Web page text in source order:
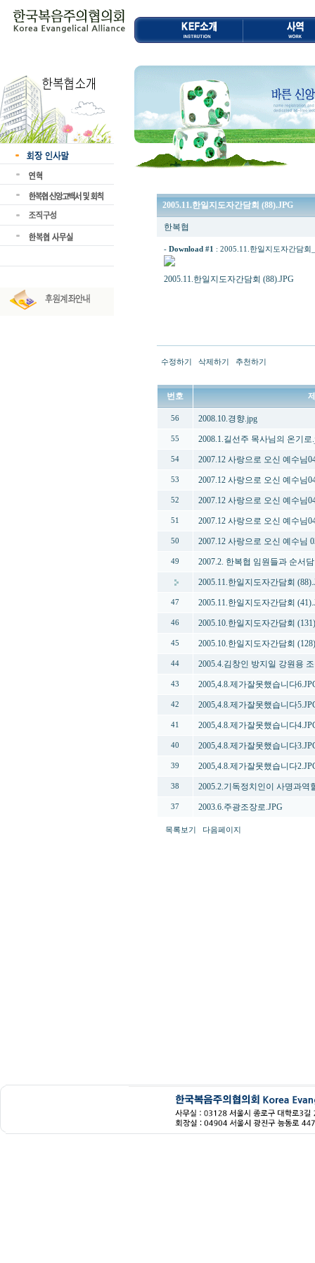
2005.11.한일지도자간담회 (88).JPG
한복협
- Download #1 : 2005.11.한일지도자간담회
2005.11.한일지도자간담회 (88).JPG
수정하기 삭제하기 추천하기
번호
56 2008.10.경향.jpg
55 2008.1.길선주 목사님의 온기로
54 2007.12 사랑으로 오신 예수님
53 2007.12 사랑으로 오신 예수님
52 2007.12 사랑으로 오신 예수님
51 2007.12 사랑으로 오신 예수님
50 2007.12 사랑으로 오신 예수님
49 2007.2. 한복협 임원들과 순서
2005.11.한일지도자간담회
47 2005.11.한일지도자간담회
46 2005.10.한일지도자간담회
45 2005.10.한일지도자간담회
44 2005.4.김창인 방지일 강원용
43 2005,4.8.제가잘못했습니다
42 2005,4.8.제가잘못했습니다
41 2005,4.8.제가잘못했습니다
40 2005,4.8.제가잘못했습니다
39 2005,4.8.제가잘못했습니다
38 2005.2.기독정치인이 사명과역
37 2003.6.주광조장로.JPG
목록보기 다음페이지